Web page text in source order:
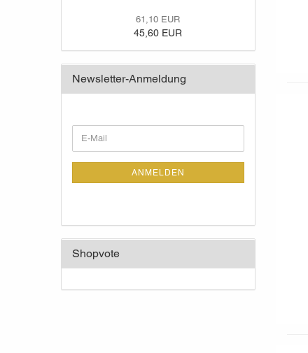
61,10 EUR
45,60 EUR
Newsletter-Anmeldung
ZUR
E-
Mail
ANMELDEN
Shopvote